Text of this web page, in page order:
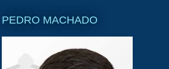
PEDRO MACHADO